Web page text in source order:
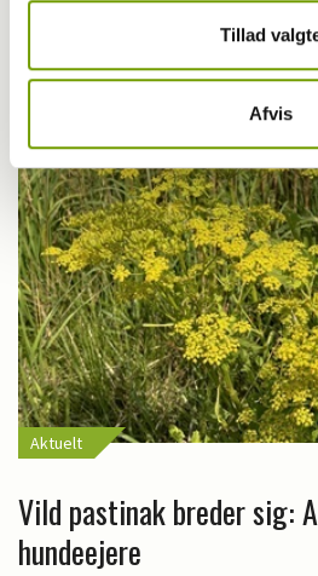
Tillad
Afvis
Første bichon havanais
Aktuelt
Vild pastinak breder sig:
hundeejere